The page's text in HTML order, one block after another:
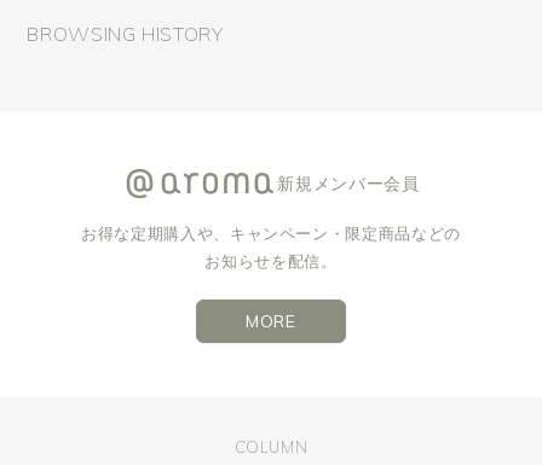
BROWSING HISTORY
新規メンバー会員
お得な定期購入や、キャンペーン・限定商品などの
お知らせを配信。
MORE
COLUMN